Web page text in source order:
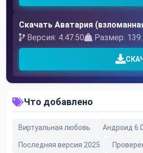
Скачать Аватария
Версия: 4.47.50
Размер:
Что добавлено
Виртуальная любовь Андроид
Последняя версия 2025